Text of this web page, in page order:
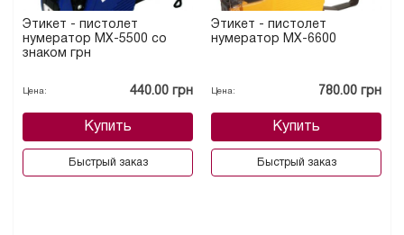
Этикет - пистолет
нумератор МХ-5500 со
знаком грн
Цена: 440.00 грн
Купить
Быстрый заказ
Этикет - пистолет
нумератор МХ-6600
Цена: 780.00 грн
Купить
Быстрый заказ